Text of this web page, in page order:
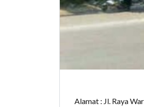
Alamat : Jl. Raya